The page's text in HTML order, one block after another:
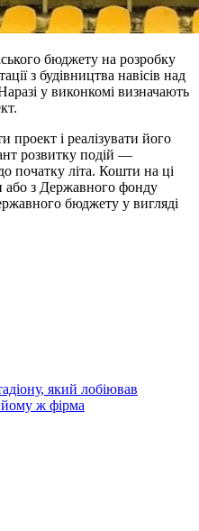
бюджету на розробку
з будівництва навісів над
у виконкомі визначають
і реалізувати його
розвитку подій —
початку літа. Кошти на ці
або з Державного фонду
бюджету у вигляді
який лобіював
ж фірма